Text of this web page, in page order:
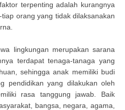
terpenting adalah kurangnya
orang yang tidak dilaksanakan
lingkungan merupakan sarana
terdapat tenaga-tanaga yang
sehingga anak memiliki budi
pendidikan yang dilakukan oleh
rasa tanggung jawab. Baik
bangsa, negara, agama,